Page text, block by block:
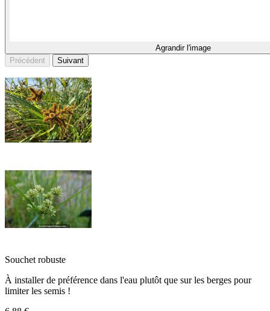
Agrandir l'image
Précédent
Suivant
Souchet robuste
À installer de préférence dans l'eau plutôt que sur les berges pour
limiter les semis !